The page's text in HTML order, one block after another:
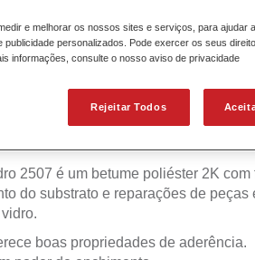
Raderal® Glass
2507 é um betume poliéster 2K com
do substrato e reparações de peças
boas propriedades de aderência.
e melhorar os nossos sites e serviços, para ajudar
personalizados. Pode exercer os seus
informações, consulte o nosso aviso de privacidade
Rejeitar Todos